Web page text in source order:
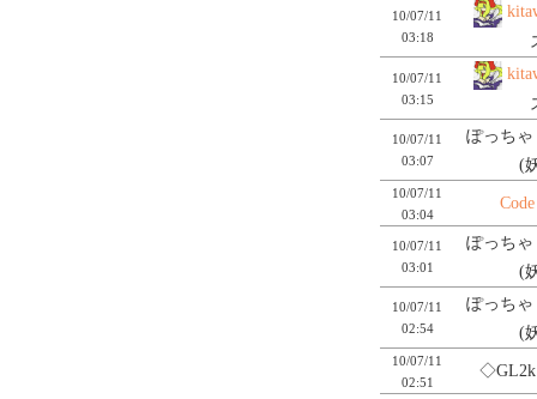
10/07/11
03:18
10/07/11
03:15
10/07/11
03:07
ぽっちゃ
(
10/07/11
03:04
10/07/11
03:01
ぽっちゃ
(
10/07/11
02:54
ぽっちゃ
(
10/07/11
02:51
◇GL2k